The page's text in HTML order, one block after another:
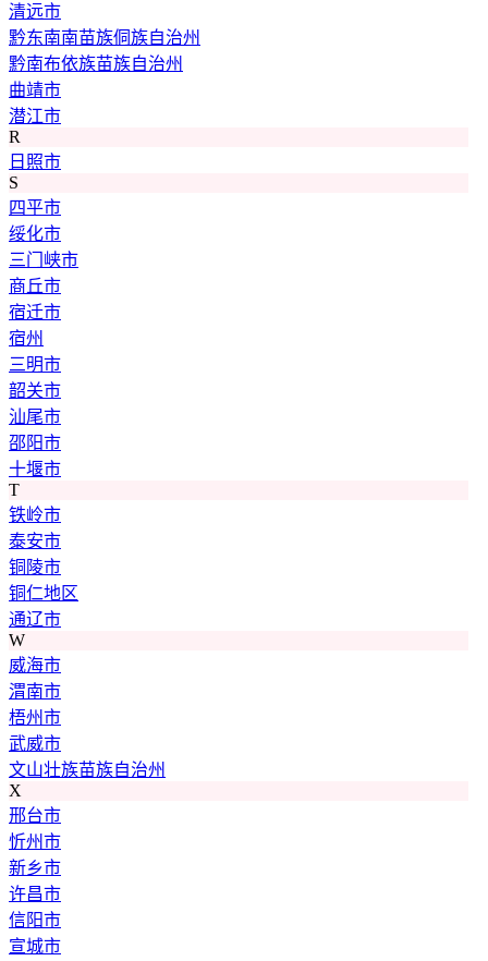
清远市
黔东南南苗族侗族自治州
黔南布依族苗族自治州
曲靖市
潜江市
R
日照市
S
四平市
绥化市
三门峡市
商丘市
宿迁市
宿州
三明市
韶关市
汕尾市
邵阳市
十堰市
T
铁岭市
泰安市
铜陵市
铜仁地区
通辽市
W
威海市
渭南市
梧州市
武威市
文山壮族苗族自治州
X
邢台市
忻州市
新乡市
许昌市
信阳市
宣城市